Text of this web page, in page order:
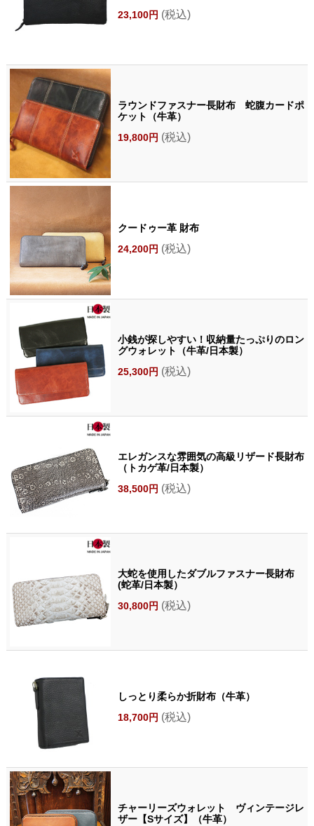
23,100円 (税込)
ラウンドファスナー長財布 蛇腹カードポ
ケット（牛革）
19,800円 (税込)
クードゥー革 財布
24,200円 (税込)
小銭が探しやすい！収納量たっぷりのロン
グウォレット（牛革/日本製）
25,300円 (税込)
エレガンスな雰囲気の高級リザード長財布
（トカゲ革/日本製）
38,500円 (税込)
大蛇を使用したダブルファスナー長財布
(蛇革/日本製）
30,800円 (税込)
しっとり柔らか折財布（牛革）
18,700円 (税込)
チャーリーズウォレット ヴィンテージレ
ザー【Sサイズ】（牛革）